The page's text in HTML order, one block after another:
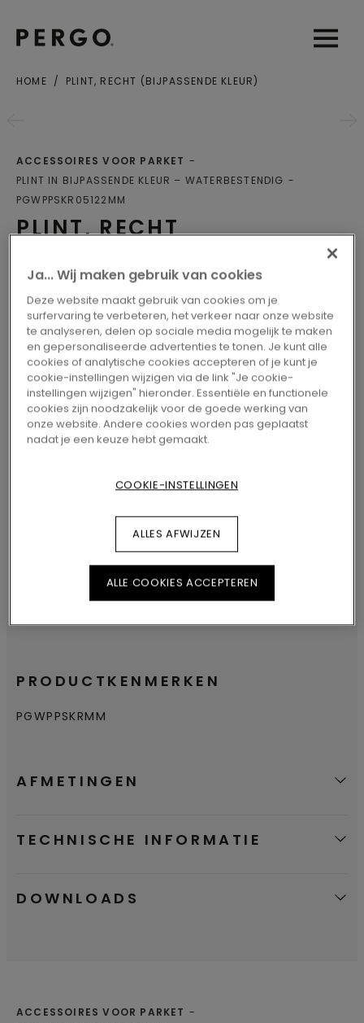
OpenOpen
HOME PLINT, RECHT (BIJPASSENDE KLEUR)
PLINT, RECHT
ACCESSOIRES VOOR PARKET
PLINT IN BIJPASSENDE KLEUR – WATERBESTENDIG
PGWPPSKR05122MM
Plinten
ZOEK EEN DEALER IN UW BUURT
PRODUCTKENMERKEN
PGWPPSKRMM
AFMETINGEN
TECHNISCHE INFORMATIE
DOWNLOADS
ACCESSOIRES VOOR PARKET
Ja... Wij maken gebruik van cookies
Deze website maakt gebruik van cookies om je
surfervaring te verbeteren, het verkeer naar onze website
te analyseren, delen op sociale media mogelijk te maken
en gepersonaliseerde advertenties te tonen. Je kunt alle
cookies of analytische cookies accepteren of je kunt je
cookie-instellingen wijzigen via de link "Je cookie-
instellingen wijzigen" hieronder. Essentiële en functionele
cookies zijn noodzakelijk voor de goede werking van
onze website. Andere cookies worden pas geplaatst
nadat je een keuze hebt gemaakt.
COOKIE-INSTELLINGEN
ALLES AFWIJZEN
ALLE COOKIES ACCEPTEREN